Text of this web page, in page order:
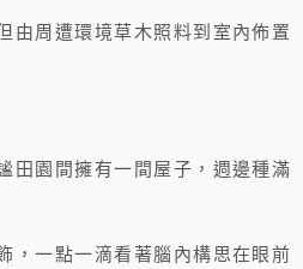
由周遭環境草木照料到室內佈置
田園間擁有一間屋子，週邊種滿
，一點一滴看著腦內構思在眼前